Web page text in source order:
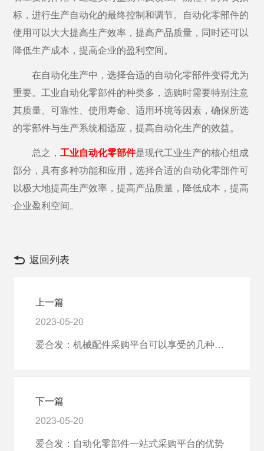
标，进行生产自动化的最终控制和调节。自动化零部件的
使用可以大大提高生产效率，提高产品质量，同时还可以
降低生产成本，提高企业的盈利空间。
在自动化生产中，选择合适的自动化零部件变得尤为
重要。工业自动化零部件的种类多，选购时需要特别注意
其质量、可靠性、使用寿命、适用环境等因素，确保所选
的零部件与生产系统相适应，提高自动化生产的效益。
总之，工业自动化零部件是现代工业生产的核心组成
部分，具有多种功能和应用，选择合适的自动化零部件可
以极大地提高生产效率，提高产品质量，降低成本，提高
企业盈利空间。
返回列表
上一篇
2023-05-20
爱合发：机械配件采购平台可以享受的几种优势
下一篇
2023-05-20
爱合发：自动化零部件一站式采购平台的优势